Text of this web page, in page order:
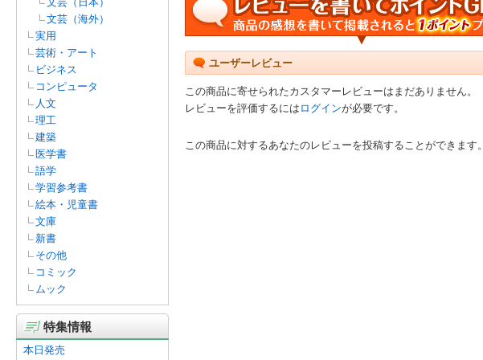
文芸（海外）
実用
芸術・アート
ビジネス
コンピュータ
人文
理工
建築
医学書
語学
学習参考書
絵本・児童書
文庫
新書
その他
コミック
ムック
特集情報
本日発売
ユーザーレビュー
この商品に寄せられたカスタマーレビューはまだありません。
レビューを評価するには ログインが必要です。
この商品に対するあなたのレビューを投稿することができます。